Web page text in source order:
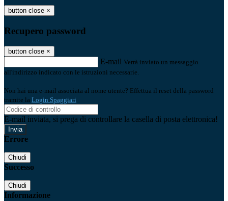
button close ×
Recupero password
button close ×
E-mail Verrà inviato un messaggio
all'indirizzo indicato con le istruzioni necessarie.
Non hai una e-mail associata al nome utente? Effettua il reset della password
tramite la Login Spaggiari
E-mail inviata, si prega di controllare la casella di posta elettronica!
Errore
Chiudi
Successo
Chiudi
Informazione